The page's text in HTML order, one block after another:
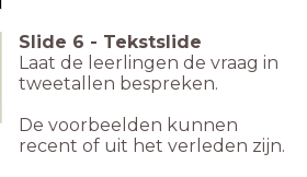
Slide 6 - Tekstslide
Laat de leerlingen de vraag in
tweetallen bespreken.
De voorbeelden kunnen
recent of uit het verleden zijn.